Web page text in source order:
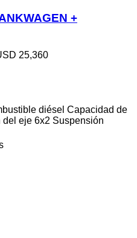
+
25,360
diésel Capacidad de
del eje 6x2 Suspensión